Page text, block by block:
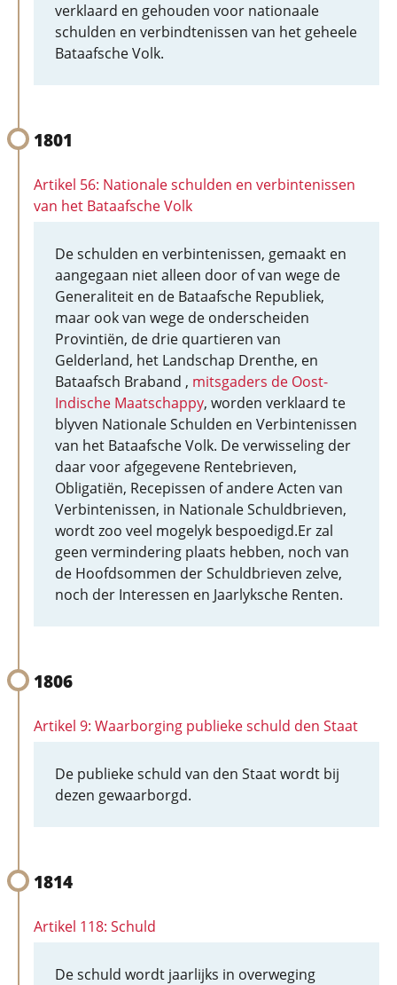
verklaard en gehouden voor nationaale
schulden en verbindtenissen van het geheele
Bataafsche Volk.
1801
Artikel 56: Nationale schulden en verbintenissen
van het Bataafsche Volk
De schulden en verbintenissen, gemaakt en
aangegaan niet alleen door of van wege de
Generaliteit en de Bataafsche Republiek,
maar ook van wege de onderscheiden
Provintiën, de drie quartieren van
Gelderland, het Landschap Drenthe, en
Bataafsch Braband , mitsgaders de Oost-
Indische Maatschappy, worden verklaard te
blyven Nationale Schulden en Verbintenissen
van het Bataafsche Volk. De verwisseling der
daar voor afgegevene Rentebrieven,
Obligatiën, Recepissen of andere Acten van
Verbintenissen, in Nationale Schuldbrieven,
wordt zoo veel mogelyk bespoedigd.Er zal
geen vermindering plaats hebben, noch van
de Hoofdsommen der Schuldbrieven zelve,
noch der Interessen en Jaarlyksche Renten.
1806
Artikel 9: Waarborging publieke schuld den Staat
De publieke schuld van den Staat wordt bij
dezen gewaarborgd.
1814
Artikel 118: Schuld
De schuld wordt jaarlijks in overweging